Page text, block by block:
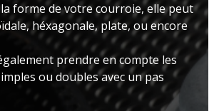
forme de votre courroie, elle peut
héxagonale, plate, ou encore
prendre en compte les
ou doubles avec un pas